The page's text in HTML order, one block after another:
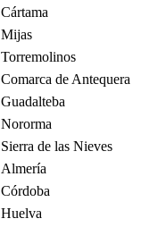
Cártama
Mijas
Torremolinos
Comarca de Antequera
Guadalteba
Nororma
Sierra de las Nieves
Almería
Córdoba
Huelva